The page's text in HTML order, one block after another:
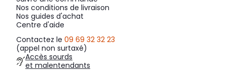
Nos conditions de livraison
Nos guides d'achat
Centre d'aide
Contactez le 09 69 32 32 23
(appel non surtaxé)
Accès sourds
et malentendants